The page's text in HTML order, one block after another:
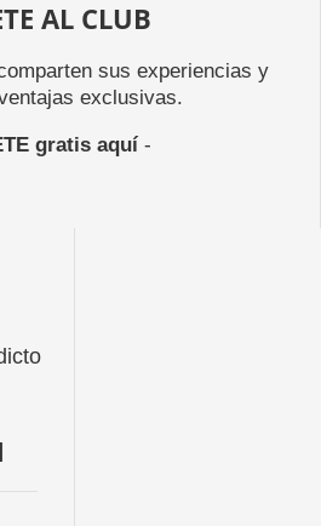
AL CLUB
sus experiencias y
exclusivas.
gratis aquí-